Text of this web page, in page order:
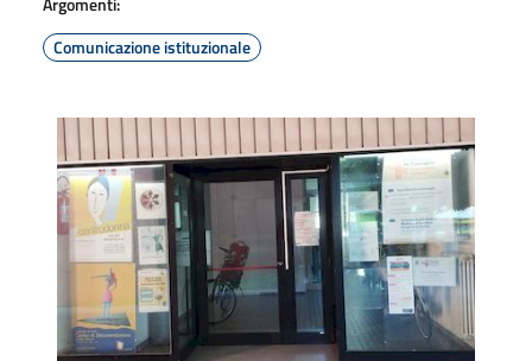
Comunicazione istituzionale